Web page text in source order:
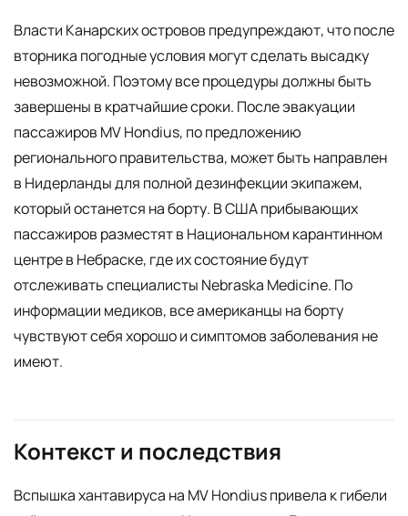
Власти Канарских островов предупреждают, что после
вторника погодные условия могут сделать высадку
невозможной. Поэтому все процедуры должны быть
завершены в кратчайшие сроки. После эвакуации
пассажиров MV Hondius, по предложению
регионального правительства, может быть направлен
в Нидерланды для полной дезинфекции экипажем,
который останется на борту. В США прибывающих
пассажиров разместят в Национальном карантинном
центре в Небраске, где их состояние будут
отслеживать специалисты Nebraska Medicine. По
информации медиков, все американцы на борту
чувствуют себя хорошо и симптомов заболевания не
имеют.
Контекст и последствия
Вспышка хантавируса на MV Hondius привела к гибели